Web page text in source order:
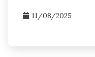
11/08/2025